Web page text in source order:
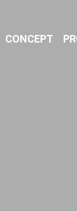
CONCEPT